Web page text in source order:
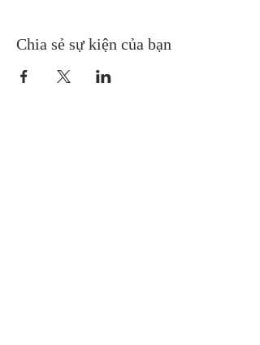
Chia sẻ sự kiện của bạn